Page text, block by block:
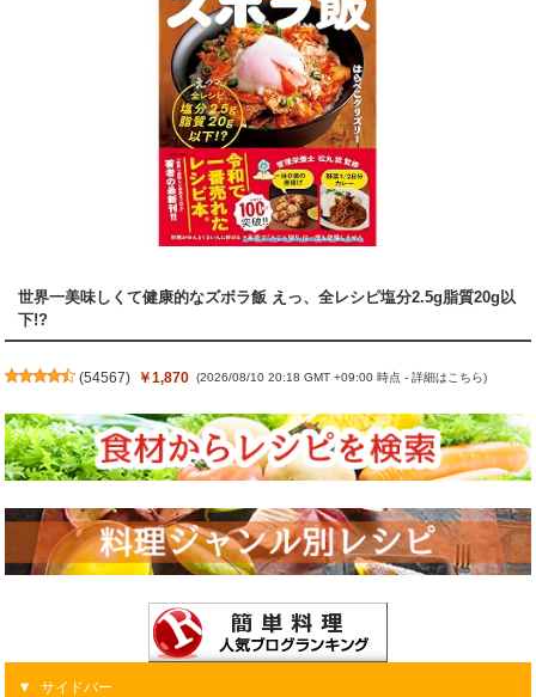
世界一美味しくて健康的なズボラ飯 えっ、全レシピ塩分2.5g脂質20g以
下!?
(54567) ￥1,870 (2026/08/10 20:18 GMT +09:00 時点 -詳細はこちら)
サイドバー